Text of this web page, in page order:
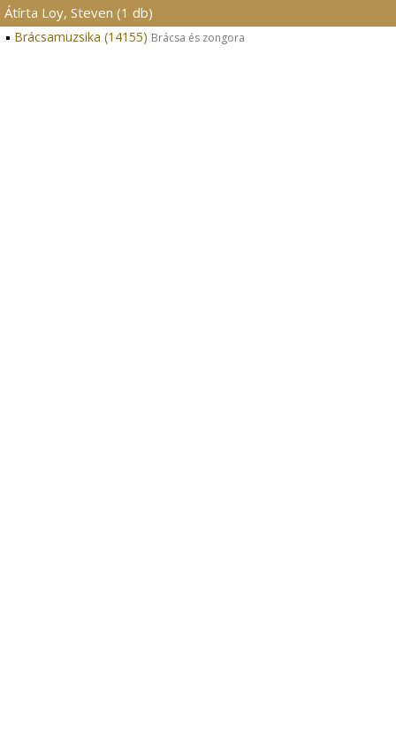
Átírta Loy, Steven (1 db)
Brácsamuzsika (14155) Brácsa és zongora